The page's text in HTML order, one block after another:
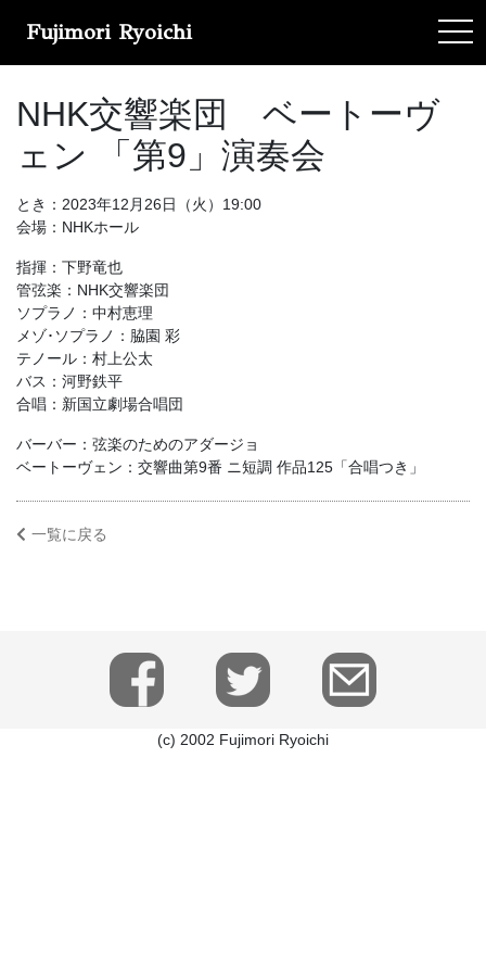
Fujimori Ryoichi
NHK交響楽団 ベートーヴ
ェン 「第9」演奏会
とき：2023年12月26日（火）19:00
会場：NHKホール
指揮：下野竜也
管弦楽：NHK交響楽団
ソプラノ：中村恵理
メゾ･ソプラノ：脇園 彩
テノール：村上公太
バス：河野鉄平
合唱：新国立劇場合唱団
バーバー：弦楽のためのアダージョ
ベートーヴェン：交響曲第9番 ニ短調 作品125「合唱つき」
一覧に戻る
(c) 2002 Fujimori Ryoichi